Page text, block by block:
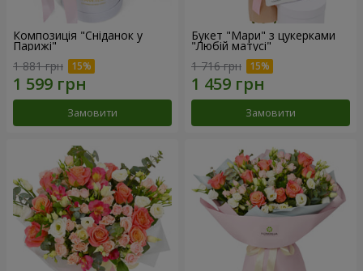
Композиція "Сніданок у
Парижі"
1 881 грн
Замовити
Букет "Мари" з цукерками
"Любій матусі"
1 716 грн
Замовити